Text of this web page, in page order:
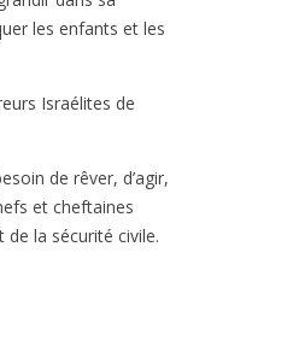
les enfants et les
Israélites de
de rêver, d’agir,
et cheftaines
la sécurité civile.